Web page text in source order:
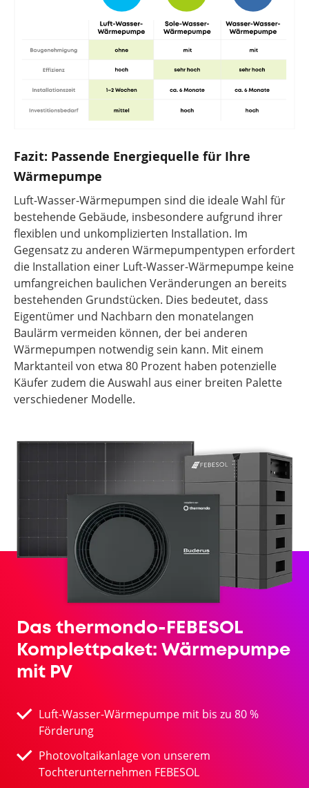
Fazit: Passende Energiequelle für Ihre
Wärmepumpe
Luft-Wasser-Wärmepumpen sind die ideale Wahl für
bestehende Gebäude, insbesondere aufgrund ihrer
flexiblen und unkomplizierten Installation. Im
Gegensatz zu anderen Wärmepumpentypen erfordert
die Installation einer Luft-Wasser-Wärmepumpe keine
umfangreichen baulichen Veränderungen an bereits
bestehenden Grundstücken. Dies bedeutet, dass
Eigentümer und Nachbarn den monatelangen
Baulärm vermeiden können, der bei anderen
Wärmepumpen notwendig sein kann. Mit einem
Marktanteil von etwa 80 Prozent haben potenzielle
Käufer zudem die Auswahl aus einer breiten Palette
verschiedener Modelle.
Das thermondo-FEBESOL
Komplettpaket: Wärmepumpe
mit PV
Luft-Wasser-Wärmepumpe mit bis zu 80 %
Förderung
Photovoltaikanlage von unserem
Tochterunternehmen FEBESOL